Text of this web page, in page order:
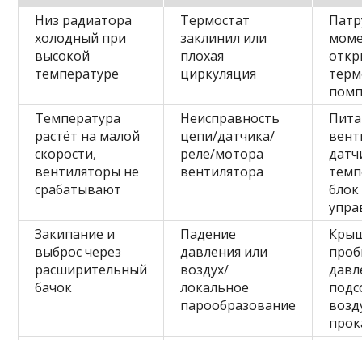
Низ радиатора
холодный при
высокой
температуре
Термостат
заклинил или
плохая
циркуляция
Температура
растёт на малой
скорости,
вентиляторы не
срабатывают
Неисправность
цепи/датчика/
реле/мотора
вентилятора
блок
Закипание и
выброс через
расширительный
бачок
Падение
давления или
воздух/
локальное
парообразование